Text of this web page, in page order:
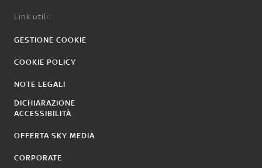
Link utili:
GESTIONE COOKIE
COOKIE POLICY
NOTE LEGALI
DICHIARAZIONE
ACCESSIBILITÀ
OFFERTA SKY MEDIA
CORPORATE